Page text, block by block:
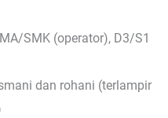
SMK (operator), D3/S1
dan rohani (terlampir